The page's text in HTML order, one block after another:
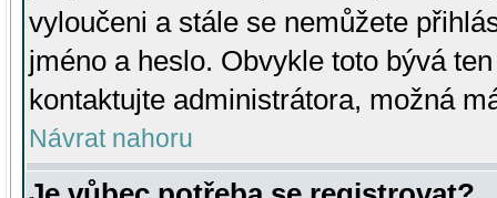
vyloučeni a stále se nemůžete
jméno a heslo. Obvykle toto bývá
kontaktujte administrátora, možná
Návrat nahoru